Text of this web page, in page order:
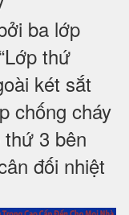
ba lớp
thứ
két sắt
chống cháy
3 bên
đối nhiệt